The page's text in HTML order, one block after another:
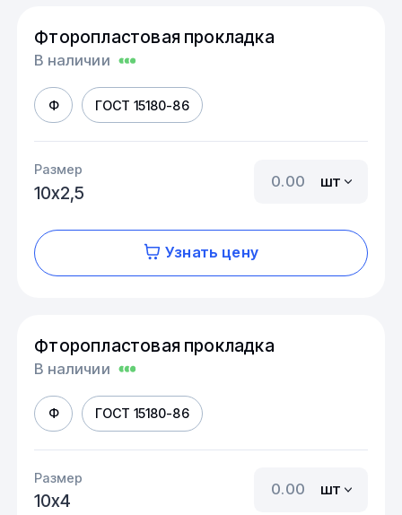
Фторопластовая прокладка
В наличии
Ф ГОСТ 15180-86
Размер
10х2,5
шт
Узнать цену
Фторопластовая прокладка
В наличии
Ф ГОСТ 15180-86
Размер
10х4
шт